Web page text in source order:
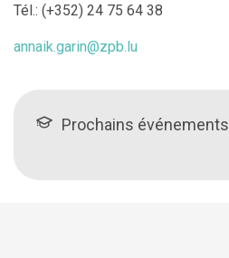
Tél.: (+352) 24 75 64 38
annaik.garin@zpb.lu
Prochains événements